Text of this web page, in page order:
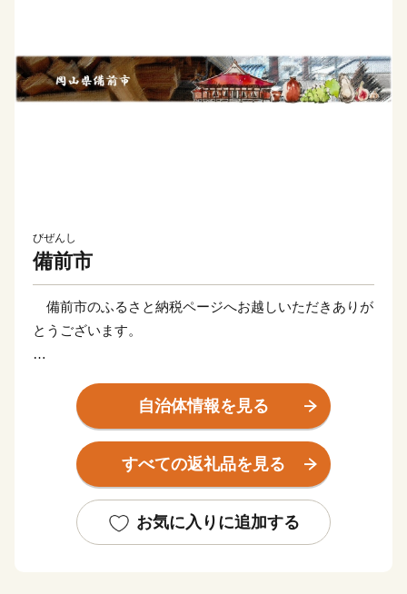
びぜんし
備前市
備前市のふるさと納税ページへお越しいただきありが
とうございます。
るまちです。
市の約80％が山地で構成され、南部は瀬戸内海に面
し、平野部が広がるなど地形は変化に富んでいます。
また、豊かな自然環境に恵まれているとともに、温暖
境にあります。
耐火物製造業を中心とする産業を育成した結果、備前
自治体情報を見る
すべての返礼品を見る
お気に入りに追加する